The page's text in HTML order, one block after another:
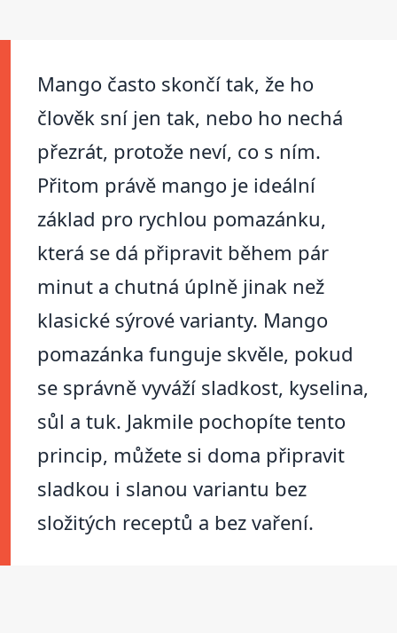
Mango často skončí tak, že ho
člověk sní jen tak, nebo ho nechá
přezrát, protože neví, co s ním.
Přitom právě mango je ideální
základ pro rychlou pomazánku,
která se dá připravit během pár
minut a chutná úplně jinak než
klasické sýrové varianty. Mango
pomazánka funguje skvěle, pokud
se správně vyváží sladkost, kyselina,
sůl a tuk. Jakmile pochopíte tento
princip, můžete si doma připravit
sladkou i slanou variantu bez
složitých receptů a bez vaření.